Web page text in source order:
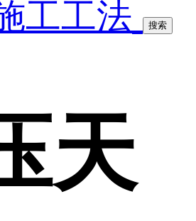
工工法
搜索
天